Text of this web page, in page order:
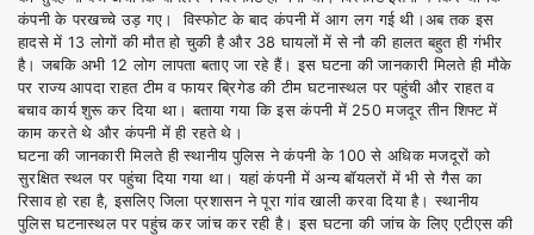
कंपनी के परखच्चे उड़ गए। विस्फोट के बाद कंपनी में आग लग गई थी।अब तक इस
हादसे में 13 लोगों की मौत हो चुकी है और 38 घायलों में से नौ की हालत बहुत ही गंभीर
है। जबकि अभी 12 लोग लापता बताए जा रहे हैं। इस घटना की जानकारी मिलते ही मौके
पर राज्य आपदा राहत टीम व फायर ब्रिगेड की टीम घटनास्थल पर पहुंची और राहत व
बचाव कार्य शुरू कर दिया था। बताया गया कि इस कंपनी में 250 मजदूर तीन शिफ्ट में
काम करते थे और कंपनी में ही रहते थे।
घटना की जानकारी मिलते ही स्थानीय पुलिस ने कंपनी के 100 से अधिक मजदूरों को
सुरक्षित स्थल पर पहुंचा दिया गया था। यहां कंपनी में अन्य बॉयलरों में भी से गैस का
रिसाव हो रहा है, इसलिए जिला प्रशासन ने पूरा गांव खाली करवा दिया है। स्थानीय
पुलिस घटनास्थल पर पहुंच कर जांच कर रही है। इस घटना की जांच के लिए एटीएस की